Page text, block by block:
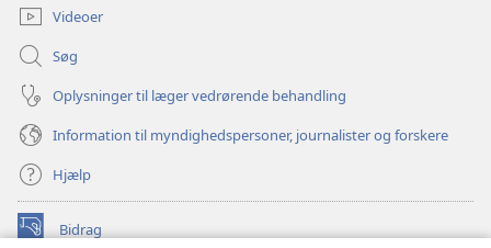
Videoer
Søg
Oplysninger til læger vedrørende behandling
Information til myndighedspersoner, journalister og forskere
Hjælp
Bidrag
(åbner